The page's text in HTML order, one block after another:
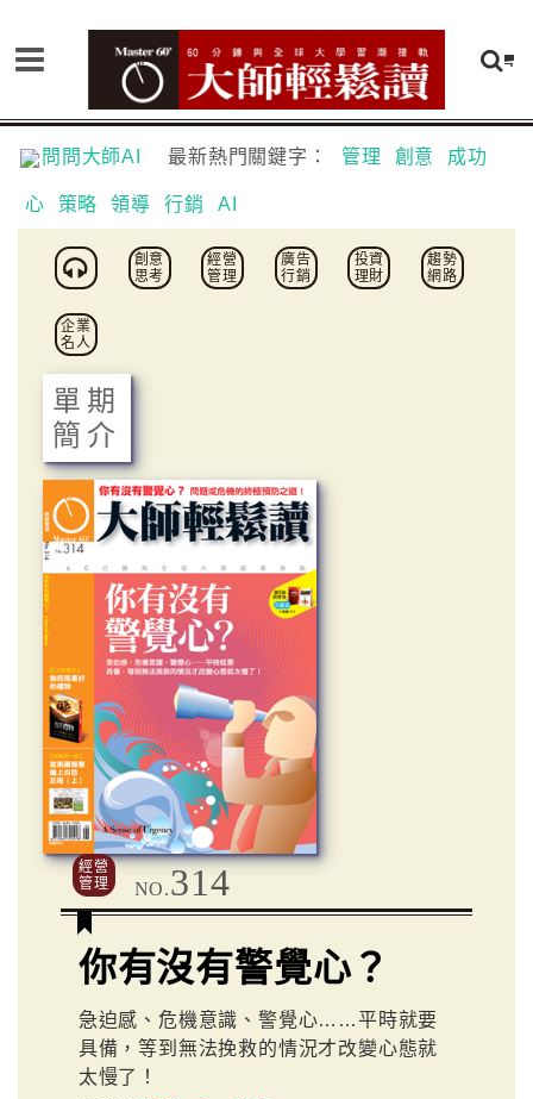
問問大師AI 最新熱門關鍵字： 管理 創意 成功
心 策略 領導 行銷 AI
創意
思考
經營
管理
廣告
行銷
投資
理財
趨勢
網路
企業
名人
單期
簡介
經營
管理
NO.314
你有沒有警覺心？
急迫感、危機意識、警覺心……平時就要
具備，等到無法挽救的情況才改變心態就
太慢了！